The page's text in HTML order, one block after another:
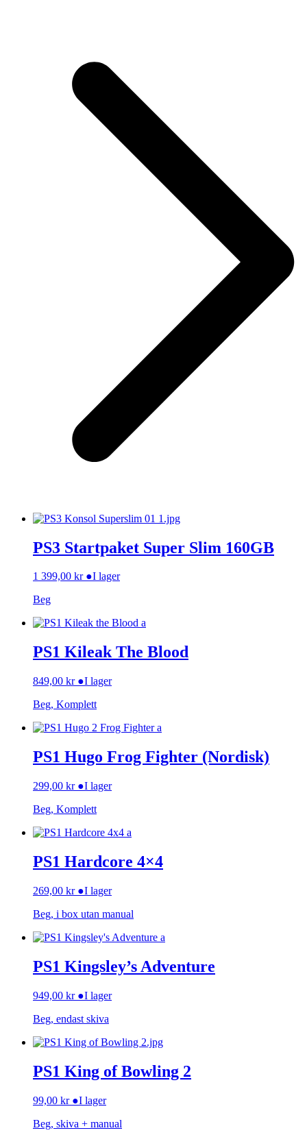
PS3 Startpaket Super Slim 160GB
1 399,00 kr ●I lager
Beg
PS1 Kileak The Blood
849,00 kr ●I lager
Beg, Komplett
PS1 Hugo Frog Fighter (Nordisk)
299,00 kr ●I lager
Beg, Komplett
PS1 Hardcore 4×4
269,00 kr ●I lager
Beg, i box utan manual
PS1 Kingsley’s Adventure
949,00 kr ●I lager
Beg, endast skiva
PS1 King of Bowling 2
99,00 kr ●I lager
Beg, skiva + manual